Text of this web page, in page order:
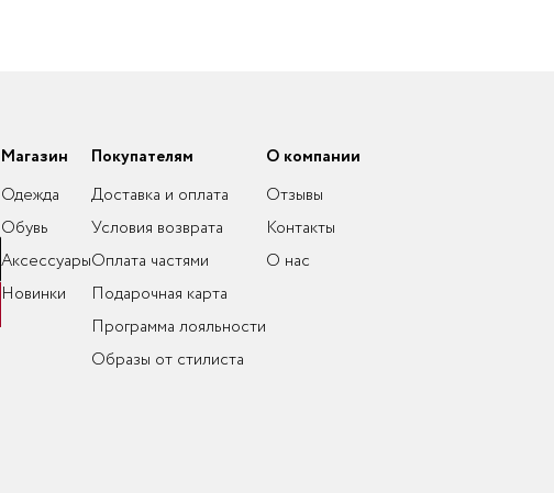
Магазин
Одежда
Обувь
Аксессуары
Новинки
Покупателям
Доставка и оплата
Условия возврата
Оплата частями
Подарочная карта
Программа лояльности
Образы от стилиста
О компании
Отзывы
Контакты
О нас